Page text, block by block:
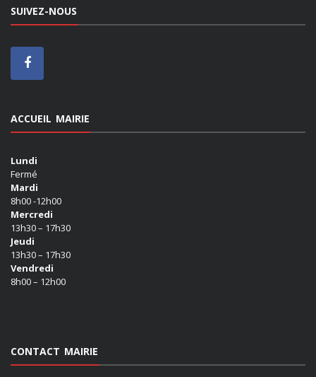
SUIVEZ-NOUS
ACCUEIL MAIRIE
Lundi
Fermé
Mardi
8h00 -12h00
Mercredi
13h30 – 17h30
Jeudi
13h30 – 17h30
Vendredi
8h00 – 12h00
CONTACT MAIRIE